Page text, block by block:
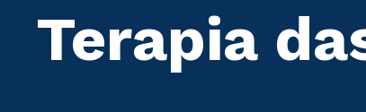
Terapia